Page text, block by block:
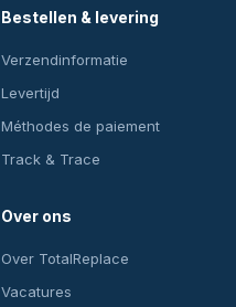
Bestellen & levering
Verzendinformatie
Levertijd
Méthodes de paiement
Track & Trace
Over ons
Over TotalReplace
Vacatures